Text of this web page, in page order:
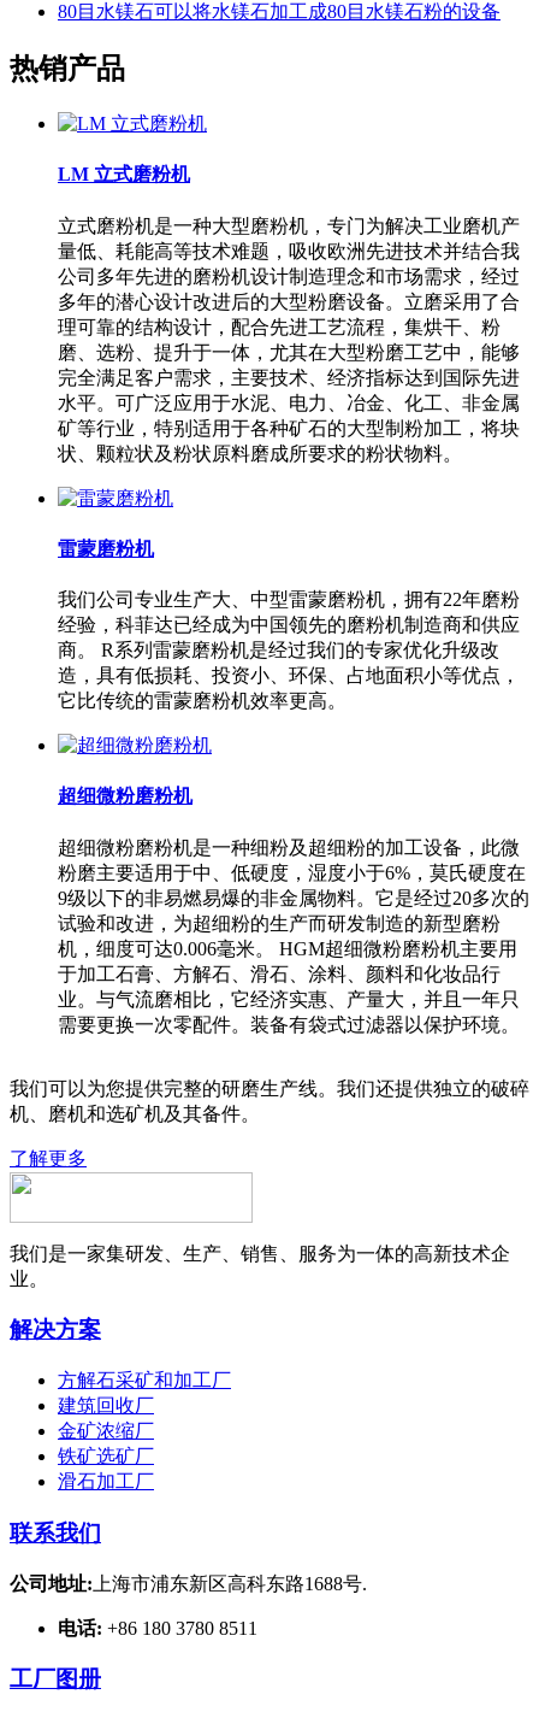
80目水镁石可以将水镁石加工成80目水镁石粉的设备
热销产品
LM 立式磨粉机
立式磨粉机是一种大型磨粉机，专门为解决工业磨机产
量低、耗能高等技术难题，吸收欧洲先进技术并结合我
公司多年先进的磨粉机设计制造理念和市场需求，经过
多年的潜心设计改进后的大型粉磨设备。立磨采用了合
理可靠的结构设计，配合先进工艺流程，集烘干、粉
磨、选粉、提升于一体，尤其在大型粉磨工艺中，能够
完全满足客户需求，主要技术、经济指标达到国际先进
水平。可广泛应用于水泥、电力、冶金、化工、非金属
矿等行业，特别适用于各种矿石的大型制粉加工，将块
状、颗粒状及粉状原料磨成所要求的粉状物料。
雷蒙磨粉机
我们公司专业生产大、中型雷蒙磨粉机，拥有22年磨粉
经验，科菲达已经成为中国领先的磨粉机制造商和供应
商。 R系列雷蒙磨粉机是经过我们的专家优化升级改
造，具有低损耗、投资小、环保、占地面积小等优点，
它比传统的雷蒙磨粉机效率更高。
超细微粉磨粉机
超细微粉磨粉机是一种细粉及超细粉的加工设备，此微
粉磨主要适用于中、低硬度，湿度小于6%，莫氏硬度在
9级以下的非易燃易爆的非金属物料。它是经过20多次的
试验和改进，为超细粉的生产而研发制造的新型磨粉
机，细度可达0.006毫米。 HGM超细微粉磨粉机主要用
于加工石膏、方解石、滑石、涂料、颜料和化妆品行
业。与气流磨相比，它经济实惠、产量大，并且一年只
需要更换一次零配件。装备有袋式过滤器以保护环境。
我们可以为您提供完整的研磨生产线。我们还提供独立的破碎
机、磨机和选矿机及其备件。
了解更多
我们是一家集研发、生产、销售、服务为一体的高新技术企
业。
解决方案
方解石采矿和加工厂
建筑回收厂
金矿浓缩厂
铁矿选矿厂
滑石加工厂
联系我们
公司地址: 上海市浦东新区高科东路1688号.
电话: +86 180 3780 8511
工厂图册